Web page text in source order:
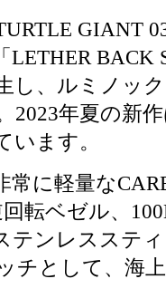
GIANT
LETHER BACK
し、ルミノッ
2023年夏の新
います。
常に軽量な
転ベゼル、
テンレスステ
チとして、海